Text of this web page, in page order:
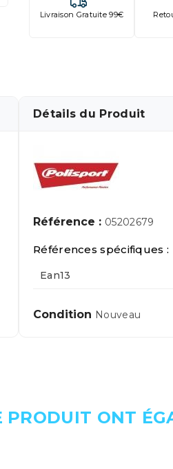
Livraison Gratuite 99€
Détails du Produit
Référence : 05202679
Références spécifiques :
Ean13
Condition Nouveau
PRODUIT ONT